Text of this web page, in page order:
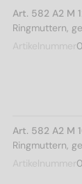
Art. 582 A2 M
Ringmuttern,
Artikelnummer
Art. 582 A2 M
Ringmuttern,
Artikelnummer